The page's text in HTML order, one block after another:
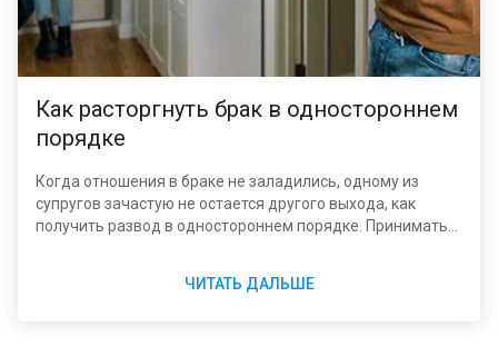
Как расторгнуть брак в одностороннем
порядке
Когда отношения в браке не заладились, одному из
супругов зачастую не остается другого выхода, как
получить развод в одностороннем порядке. Принимать
какого-либо участия в жизни семьи.
ЧИТАТЬ ДАЛЬШЕ